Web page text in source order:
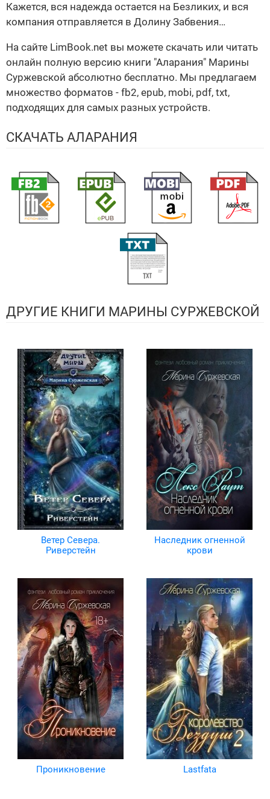
Кажется, вся надежда остается на Безликих, и вся
компания отправляется в Долину Забвения…
На сайте LimBook.net вы можете скачать или читать
онлайн полную версию книги "Аларания" Марины
Суржевской абсолютно бесплатно. Мы предлагаем
множество форматов - fb2, epub, mobi, pdf, txt,
подходящих для самых разных устройств.
СКАЧАТЬ АЛАРАНИЯ
ДРУГИЕ КНИГИ МАРИНЫ СУРЖЕВСКОЙ
Ветер Севера.
Риверстейн
Наследник огненной
крови
Проникновение Lastfata